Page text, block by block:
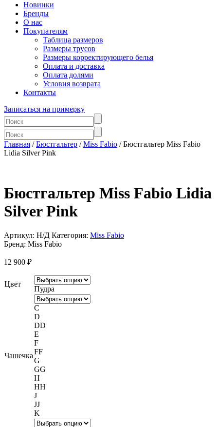
Новинки
Бренды
О нас
Покупателям
Таблица размеров
Размеры трусов
Размеры корректирующего белья
Оплата и доставка
Оплата долями
Условия возврата
Контакты
Записаться на примерку
Главная /Бюстгальтер /Miss Fabio / Бюстгальтер Miss Fabio
Lidia Silver Pink
Бюстгальтер Miss Fabio Lidia
Silver Pink
Артикул: Н/Д Категория: Miss Fabio
Бренд: Miss Fabio
12 900 ₽
Цвет
Пудра
Чашечка
C
D
DD
E
F
FF
G
GG
H
HH
J
JJ
K